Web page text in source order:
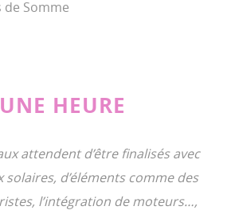
de Somme
HEURE
attendent d’être finalisés avec
solaires, d’éléments comme des
l’intégration de moteurs…,